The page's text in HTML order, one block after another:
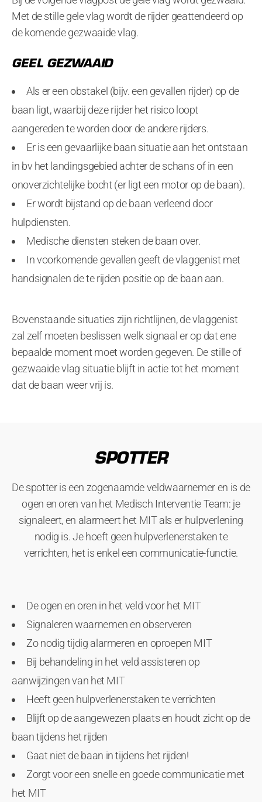
Met de stille gele vlag wordt de rijder geattendeerd op
de komende gezwaaide vlag.
GEEL GEZWAAID
Als er een obstakel (bijv. een gevallen rijder) op de
baan ligt, waarbij deze rijder het risico loopt
aangereden te worden door de andere rijders.
Er is een gevaarlijke baan situatie aan het ontstaan
in bv het landingsgebied achter de schans of in een
onoverzichtelijke bocht (er ligt een motor op de baan).
Er wordt bijstand op de baan verleend door
hulpdiensten.
Medische diensten steken de baan over.
In voorkomende gevallen geeft de vlaggenist met
handsignalen de te rijden positie op de baan aan.
Bovenstaande situaties zijn richtlijnen, de vlaggenist
zal zelf moeten beslissen welk signaal er op dat ene
bepaalde moment moet worden gegeven. De stille of
gezwaaide vlag situatie blijft in actie tot het moment
dat de baan weer vrij is.
SPOTTER
De spotter is een zogenaamde veldwaarnemer en is de
ogen en oren van het Medisch Interventie Team: je
signaleert, en alarmeert het MIT als er hulpverlening
nodig is. Je hoeft geen hulpverlenerstaken te
verrichten, het is enkel een communicatie-functie.
De ogen en oren in het veld voor het MIT
Signaleren waarnemen en observeren
Zo nodig tijdig alarmeren en oproepen MIT
Bij behandeling in het veld assisteren op
aanwijzingen van het MIT
Heeft geen hulpverlenerstaken te verrichten
Blijft op de aangewezen plaats en houdt zicht op de
baan tijdens het rijden
Gaat niet de baan in tijdens het rijden!
Zorgt voor een snelle en goede communicatie met
het MIT